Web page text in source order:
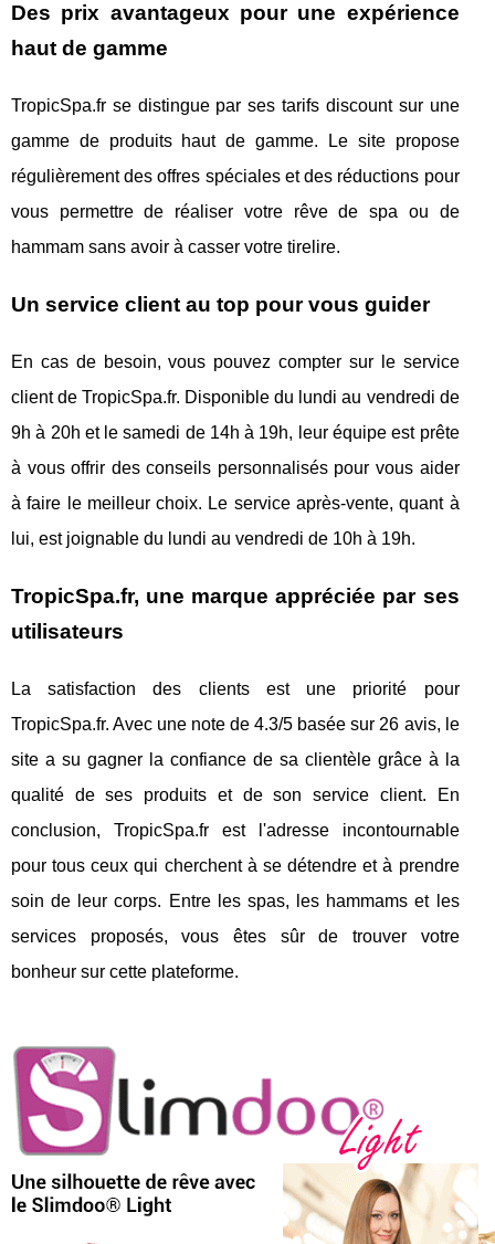
Des prix avantageux pour une expérience
haut de gamme
TropicSpa.fr se distingue par ses tarifs discount sur une
gamme de produits haut de gamme. Le site propose
régulièrement des offres spéciales et des réductions pour
vous permettre de réaliser votre rêve de spa ou de
hammam sans avoir à casser votre tirelire.
Un service client au top pour vous guider
En cas de besoin, vous pouvez compter sur le service
client de TropicSpa.fr. Disponible du lundi au vendredi de
9h à 20h et le samedi de 14h à 19h, leur équipe est prête
à vous offrir des conseils personnalisés pour vous aider
à faire le meilleur choix. Le service après-vente, quant à
lui, est joignable du lundi au vendredi de 10h à 19h.
TropicSpa.fr, une marque appréciée par ses
utilisateurs
La satisfaction des clients est une priorité pour
TropicSpa.fr. Avec une note de 4.3/5 basée sur 26 avis, le
site a su gagner la confiance de sa clientèle grâce à la
qualité de ses produits et de son service client. En
conclusion, TropicSpa.fr est l'adresse incontournable
pour tous ceux qui cherchent à se détendre et à prendre
soin de leur corps. Entre les spas, les hammams et les
services proposés, vous êtes sûr de trouver votre
bonheur sur cette plateforme.